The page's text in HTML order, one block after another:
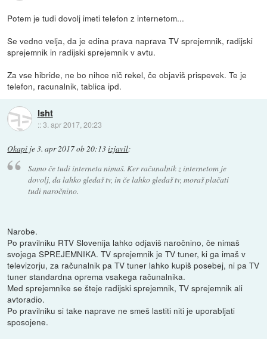
Potem je tudi dovolj imeti telefon z internetom...
Se vedno velja, da je edina prava naprava TV sprejemnik, radijski
sprejemnik in radijski sprejemnik v avtu.
Za vse hibride, ne bo nihce nič rekel, če objaviš prispevek. Te je
telefon, racunalnik, tablica ipd.
Isht
::3. apr 2017, 20:23
Okapi je3. apr 2017 ob 20:13izjavil:
Samo če tudi interneta nimaš. Ker računalnik z internetom je
dovolj, da lahko gledaš tv, in če lahko gledaš tv, moraš plačati
tudi naročnino.
Narobe.
Po pravilniku RTV Slovenija lahko odjaviš naročnino, če nimaš
svojega SPREJEMNIKA. TV sprejemnik je TV tuner, ki ga imaš v
televizorju, za računalnik pa TV tuner lahko kupiš posebej, ni pa TV
tuner standardna oprema vsakega računalnika.
Med sprejemnike se šteje radijski sprejemnik, TV sprejemnik ali
avtoradio.
Po pravilniku si take naprave ne smeš lastiti niti je uporabljati
sposojene.